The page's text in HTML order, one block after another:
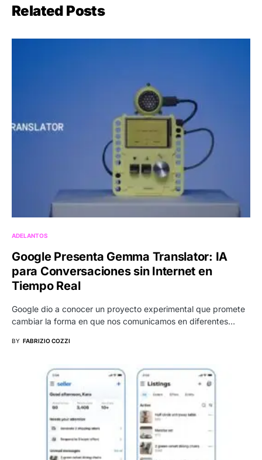
Related Posts
ADELANTOS
Google Presenta Gemma Translator: IA
para Conversaciones sin Internet en
Tiempo Real
Google dio a conocer un proyecto experimental que promete
cambiar la forma en que nos comunicamos en diferentes…
BY FABRIZIO COZZI